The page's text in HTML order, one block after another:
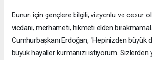
Bunun için gençlere bilgili, vizyonlu ve cesur
vicdanı, merhameti, hikmeti elden
Cumhurbaşkanı Erdoğan, "Hepinizden büyük
büyük hayaller kurmanızı istiyorum. Sizlerden